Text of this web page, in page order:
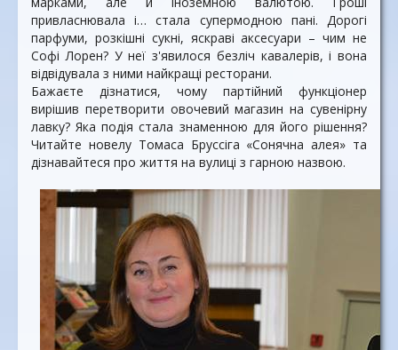
привласнювала і… стала супермодною пані. Дорогі
парфуми, розкішні сукні, яскраві аксесуари – чим не
Софі Лорен? У неї з'явилося безліч кавалерів, і вона
відвідувала з ними найкращі ресторани.
Бажаєте дізнатися, чому партійний функціонер
вирішив перетворити овочевий магазин на сувенірну
лавку? Яка подія стала знаменною для його рішення?
Читайте новелу Томаса Бруссіга «Сонячна алея» та
дізнавайтеся про життя на вулиці з гарною назвою.